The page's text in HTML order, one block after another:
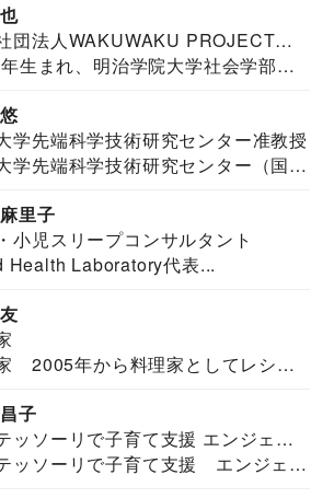
団法人WAKUWAKU PROJECT
代表・言語聴覚士・社会福祉士
生まれ、明治学院大学社会学部福
学先端科学技術研究センター准教授
学先端科学技術研究センター（国際
里子
小児スリープコンサルタント
Health Laboratory代表...
2005年から料理家としてレシピ
子
ッソーリで子育て支援 エンジェル
ス研究所所長
ッソーリで子育て支援 エンジェル